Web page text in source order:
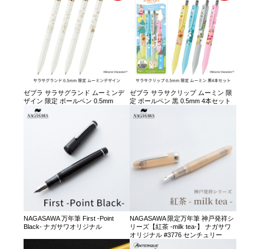
ゼブラ サラサグランド ムーミンデ
ザイン 限定 ボールペン 0.5mm
ゼブラ サラサクリップ ムーミン 限
定 ボールペン 黒 0.5mm 4本セット
NAGASAWA 万年筆 First -Point
Black- ナガサワオリジナル
NAGASAWA 限定万年筆 神戸発祥シ
リーズ【紅茶 -milk tea-】 ナガサワ
オリジナル #3776 センチュリー